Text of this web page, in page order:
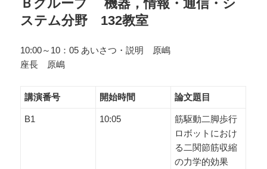
Ｂグループ 機器，情報・通信・シ
ステム分野 132教室
10:00～10：05 あいさつ・説明 原嶋
座長 原嶋
講演番号 開始時間 論文題目
B1 10:05
筋駆動二脚歩行
ロボットにおけ
る二関節筋収縮
の力学的効果